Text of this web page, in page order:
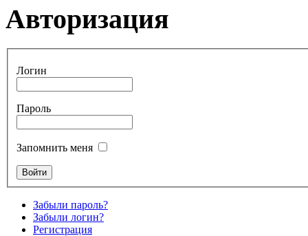
Авторизация
Логин
Пароль
Запомнить меня
Забыли пароль?
Забыли логин?
Регистрация